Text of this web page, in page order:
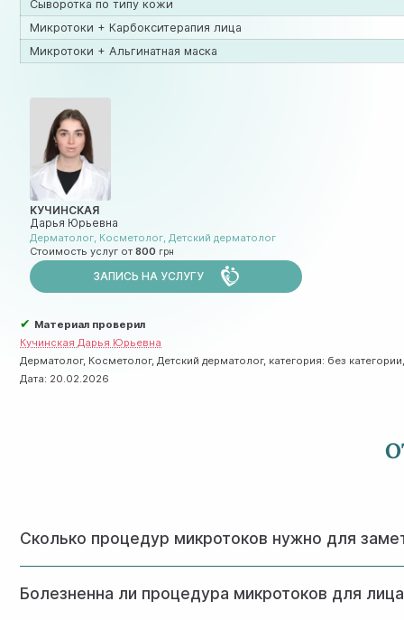
Сыворотка по типу кожи
Микротоки + Карбокситерапия лица
Микротоки + Альгинатная маска
КУЧИНСКАЯ
Дарья Юрьевна
Дерматолог, Косметолог,Детский дерматолог
Стоимость услуг от800
ЗАПИСЬ НА УСЛУГУ
✔ Материал проверил
Кучинская Дарья Юрьевна
Дерматолог, Косметолог, Детский дерматолог, категория: без
Дата: 20.02.2026
Сколько процедур микротоков нужно для
после 1-2 сеансов.
Болезненна ли процедура микротоков для